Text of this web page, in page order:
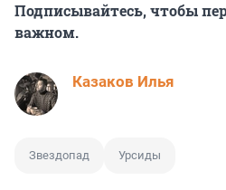
Подписывайтесь, чтобы
важном.
Казаков Илья
Звездопад Урсиды